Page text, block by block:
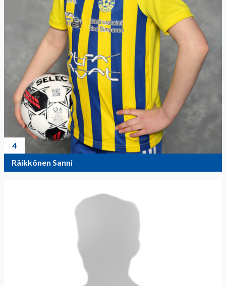
4
Räikkönen Sanni